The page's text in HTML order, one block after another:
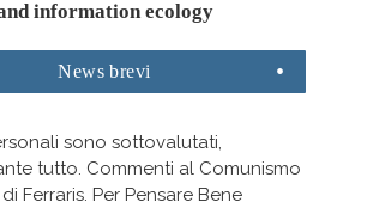
information ecology
News brevi
sono sottovalutati,
tutto. Commenti al Comunismo
Ferraris. Per Pensare Bene